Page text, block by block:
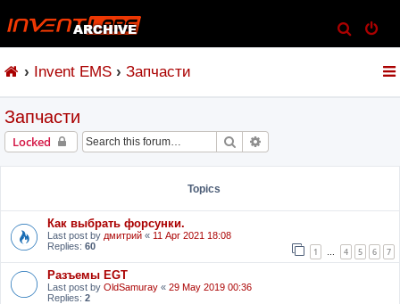
e
Invent EMS Запчасти
Запчасти
Locked Search
Topics
Как выбрать форсунки.
Last post by дмитрий « 11 Apr 2021 18:08
Replies: 60 1 … 4 5 6 7
Разъемы EGT
Last post by OldSamuray « 29 May 2019 00:36
Replies: 2